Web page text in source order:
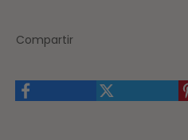
Compartir